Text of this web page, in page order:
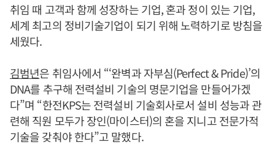
취임 때 고객과 함께 성장하는 기업, 혼과 정이 있는 기업,
세계 최고의 정비기술기업이 되기 위해 노력하기로 방침을
세웠다.
김범년은 취임사에서 “‘완벽과 자부심(Perfect & Pride)’의
DNA를 추구해 전력설비 기술의 명문기업을 만들어가겠
다”며 “한전KPS는 전력설비 기술회사로서 설비 성능과 관
련해 직원 모두가 장인(마이스터)의 혼을 지니고 전문가적
기술을 갖춰야 한다”고 말했다.